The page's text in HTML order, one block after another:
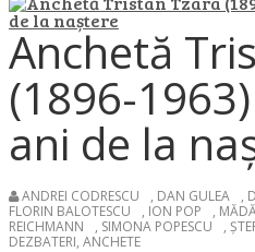
Anchetă
(1896-
ani de la
ANDREI CODRESCU , DAN GULEA ,
FLORIN BALOTESCU
, ION POP ,
REICHMANN
, SIMONA POPESCU ,
DEZBATERI, ANCHETE